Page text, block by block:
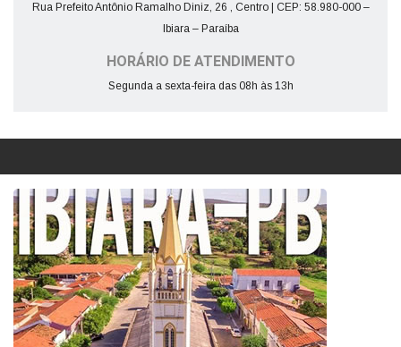
Rua Prefeito Antônio Ramalho Diniz, 26 , Centro | CEP: 58.980-000 –
Ibiara – Paraíba
HORÁRIO DE ATENDIMENTO
Segunda a sexta-feira das 08h às 13h